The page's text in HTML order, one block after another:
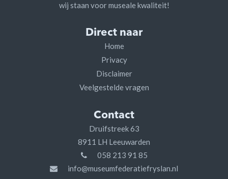
wij staan voor museale kwaliteit!
Direct naar
Home
Privacy
Disclaimer
Veelgestelde vragen
Contact
Druifstreek 63
8911 LH Leeuwarden
058 213 91 85
info@museumfederatiefryslan.nl